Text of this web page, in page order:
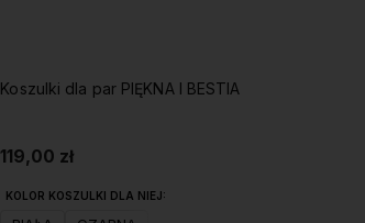
Koszulki dla par PIĘKNA I BESTIA
119,00 zł
KOLOR KOSZULKI DLA NIEJ: